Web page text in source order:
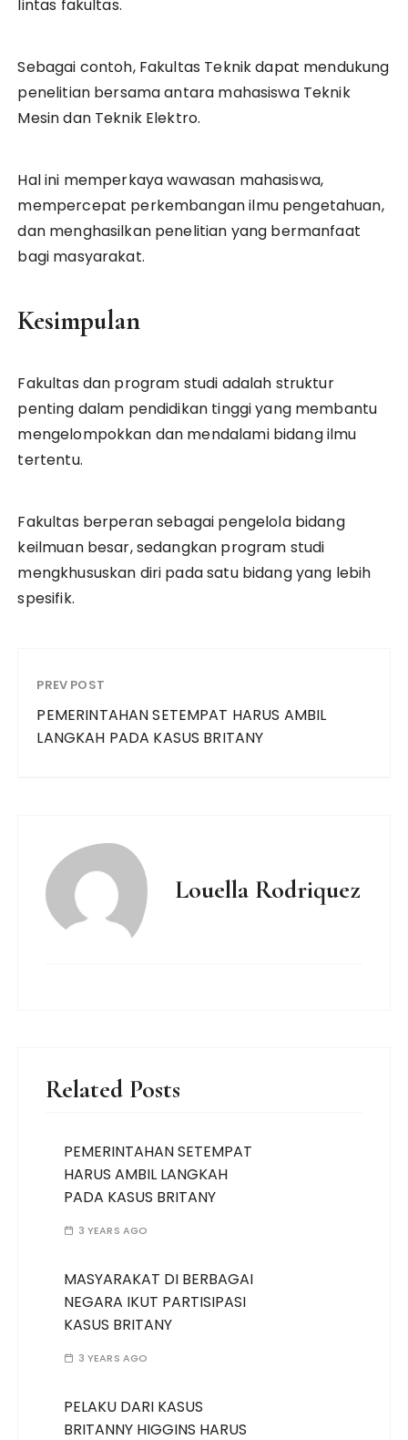
lintas fakultas.
Sebagai contoh, Fakultas Teknik dapat mendukung
penelitian bersama antara mahasiswa Teknik
Mesin dan Teknik Elektro.
Hal ini memperkaya wawasan mahasiswa,
mempercepat perkembangan ilmu pengetahuan,
dan menghasilkan penelitian yang bermanfaat
bagi masyarakat.
Kesimpulan
Fakultas dan program studi adalah struktur
penting dalam pendidikan tinggi yang membantu
mengelompokkan dan mendalami bidang ilmu
tertentu.
Fakultas berperan sebagai pengelola bidang
keilmuan besar, sedangkan program studi
mengkhususkan diri pada satu bidang yang lebih
spesifik.
PREV POST
PEMERINTAHAN SETEMPAT HARUS AMBIL
LANGKAH PADA KASUS BRITANY
Louella Rodriquez
Related Posts
PEMERINTAHAN SETEMPAT
HARUS AMBIL LANGKAH
PADA KASUS BRITANY
3 YEARS AGO
MASYARAKAT DI BERBAGAI
NEGARA IKUT PARTISIPASI
KASUS BRITANY
3 YEARS AGO
PELAKU DARI KASUS
BRITANNY HIGGINS HARUS